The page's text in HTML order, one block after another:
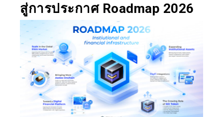
สู่การประกาศ Roadmap 2026